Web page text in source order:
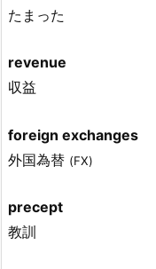
たまった
revenue
収益
foreign exchanges
外国為替 (FX)
precept
教訓